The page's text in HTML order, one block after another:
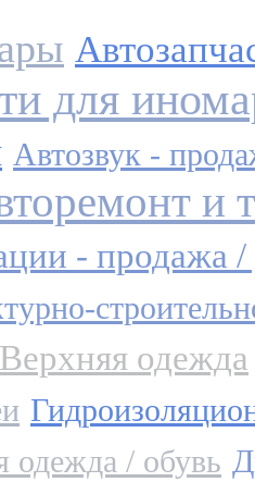
для
Автозвук -
и
- продажа /
Верхняя одежда
одежда / обувь